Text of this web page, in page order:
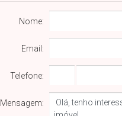
Nome:
Email:
Telefone:
Mensagem: